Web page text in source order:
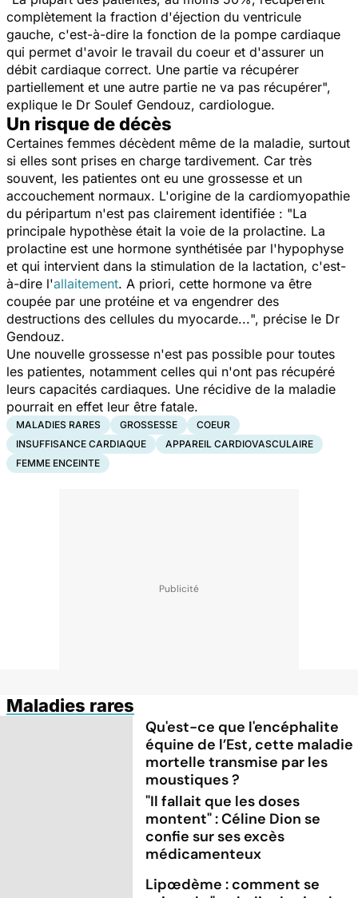
complètement la fraction d'éjection du ventricule
gauche, c'est-à-dire la fonction de la pompe cardiaque
qui permet d'avoir le travail du coeur et d'assurer un
débit cardiaque correct. Une partie va récupérer
partiellement et une autre partie ne va pas récupérer",
explique le Dr Soulef Gendouz, cardiologue.
Un risque de décès
Certaines femmes décèdent même de la maladie, surtout
si elles sont prises en charge tardivement. Car très
souvent, les patientes ont eu une grossesse et un
accouchement normaux. L'origine de la cardiomyopathie
du péripartum n'est pas clairement identifiée : "La
principale hypothèse était la voie de la prolactine. La
prolactine est une hormone synthétisée par l'hypophyse
et qui intervient dans la stimulation de la lactation, c'est-
à-dire l'allaitement. A priori, cette hormone va être
coupée par une protéine et va engendrer des
destructions des cellules du myocarde...", précise le Dr
Gendouz.
Une nouvelle grossesse n'est pas possible pour toutes
les patientes, notamment celles qui n'ont pas récupéré
leurs capacités cardiaques. Une récidive de la maladie
pourrait en effet leur être fatale.
MALADIES RARES GROSSESSE
COEUR
INSUFFISANCE CARDIAQUE
APPAREIL CARDIOVASCULAIRE
FEMME ENCEINTE
Maladies rares
Qu'est-ce que l'encéphalite
équine de l’Est, cette maladie
mortelle transmise par les
moustiques ?
"Il fallait que les doses
montent" : Céline Dion se
confie sur ses excès
médicamenteux
Lipœdème : comment se